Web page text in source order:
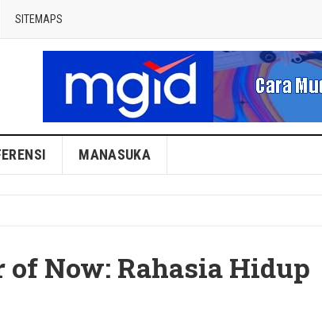
SITEMAPS
MANASUKA
Now: Rahasia Hidup